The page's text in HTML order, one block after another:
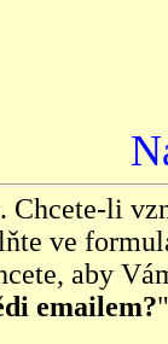
Chcete-li
ve
aby
emailem?